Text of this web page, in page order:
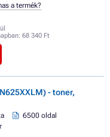
68 340 Ft
a termék?
- toner,
6500 oldal